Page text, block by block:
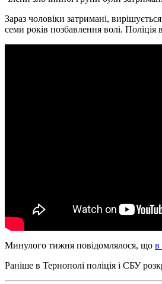
Зараз чоловіки затримані,
семи років позбавлення волі. Поліція
Минулого тижня повідомлялося, що в
Раніше в Тернополі поліція і СБУ